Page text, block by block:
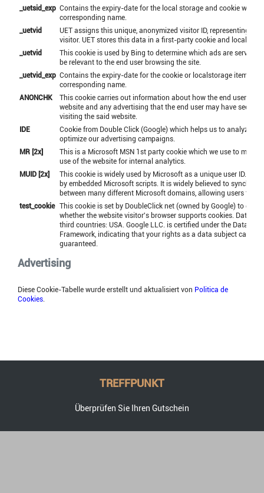
Advertising
_uetsid_exp Contains the expiry-date for the local storage and cookie with
corresponding name.
_uetvid
UET assigns this unique, anonymized visitor ID, representing a
visitor. UET stores this data in a first-party cookie and local
_uetvid
This cookie is used by Bing to determine which ads are served
be relevant to the end user browsing the site.
_uetvid_exp Contains the expiry-date for the cookie or localstorage item with
corresponding name.
ANONCHK
This cookie carries out information about how the end user
website and any advertising that the end user may have seen
visiting the said website.
IDE
Cookie from Double Click (Google) which helps us to analyze
optimize our advertising campaigns.
MR [2x]
This is a Microsoft MSN 1st party cookie which we use to
use of the website for internal analytics.
MUID [2x]
This cookie is widely used by Microsoft as a unique user ID. It
by embedded Microsoft scripts. It is widely believed to
between many different Microsoft domains, allowing users to be
test_cookie This cookie is set by DoubleClick net (owned by Google) to
whether the website visitor's browser supports cookies. Data
third countries: USA. Google LLC. is certified under the Data
Framework, indicating that your rights as a data subject can be
guaranteed.
Diese Cookie-Tabelle wurde erstellt und aktualisiert von Politica de
Cookies.
TREFFPUNKT
Überprüfen Sie Ihren Gutschein